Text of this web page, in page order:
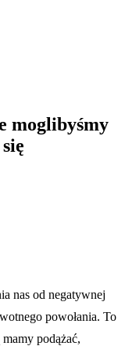
moglibyśmy
nas od negatywnej
powołania. To
podążać,